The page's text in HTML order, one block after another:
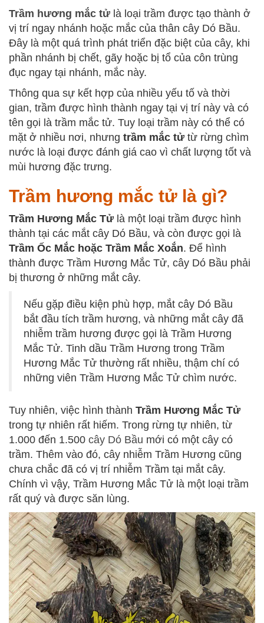
Trầm hương mắc tử là loại trầm được tạo thành ở
vị trí ngay nhánh hoặc mắc của thân cây Dó Bầu.
Đây là một quá trình phát triển đặc biệt của cây, khi
phần nhánh bị chết, gãy hoặc bị tổ của côn trùng
đục ngay tại nhánh, mắc này.
Thông qua sự kết hợp của nhiều yếu tố và thời
gian, trầm được hình thành ngay tại vị trí này và có
tên gọi là trầm mắc tử. Tuy loại trầm này có thể có
mặt ở nhiều nơi, nhưng trầm mắc tử từ rừng chìm
nước là loại được đánh giá cao vì chất lượng tốt và
mùi hương đặc trưng.
Trầm hương mắc tử là gì?
Trầm Hương Mắc Tử là một loại trầm được hình
thành tại các mắt cây Dó Bầu, và còn được gọi là
Trầm Ốc Mắc hoặc Trầm Mắc Xoắn. Để hình
thành được Trầm Hương Mắc Tử, cây Dó Bầu phải
bị thương ở những mắt cây.
Nếu gặp điều kiện phù hợp, mắt cây Dó Bầu
bắt đầu tích trầm hương, và những mắt cây đã
nhiễm trầm hương được gọi là Trầm Hương
Mắc Tử. Tinh dầu Trầm Hương trong Trầm
Hương Mắc Tử thường rất nhiều, thậm chí có
những viên Trầm Hương Mắc Tử chìm nước.
Tuy nhiên, việc hình thành Trầm Hương Mắc Tử
trong tự nhiên rất hiếm. Trong rừng tự nhiên, từ
1.000 đến 1.500 cây Dó Bầu mới có một cây có
trầm. Thêm vào đó, cây nhiễm Trầm Hương cũng
chưa chắc đã có vị trí nhiễm Trầm tại mắt cây.
Chính vì vậy, Trầm Hương Mắc Tử là một loại trầm
rất quý và được săn lùng.